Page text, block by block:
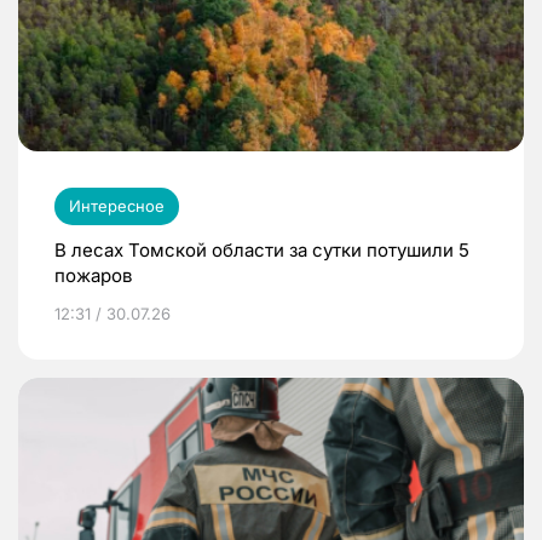
Интересное
В лесах Томской области за сутки потушили 5
пожаров
12:31 / 30.07.26